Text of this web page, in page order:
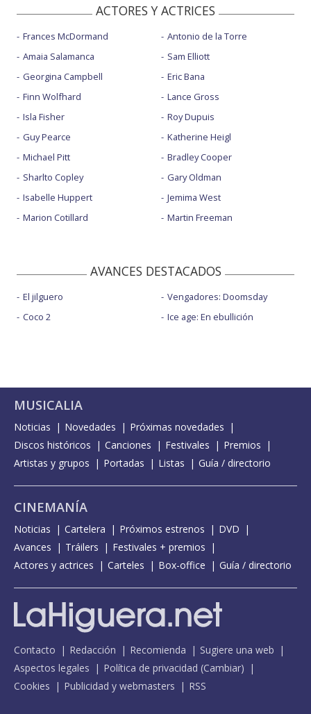
ACTORES Y ACTRICES
Frances McDormand
Amaia Salamanca
Georgina Campbell
Finn Wolfhard
Isla Fisher
Guy Pearce
Michael Pitt
Sharlto Copley
Isabelle Huppert
Marion Cotillard
Antonio de la Torre
Sam Elliott
Eric Bana
Lance Gross
Roy Dupuis
Katherine Heigl
Bradley Cooper
Gary Oldman
Jemima West
Martin Freeman
AVANCES DESTACADOS
El jilguero
Coco 2
Vengadores: Doomsday
Ice age: En ebullición
MUSICALIA
Noticias Novedades
Próximas novedades
Discos históricos
Canciones Festivales
Premios
Artistas y grupos
Portadas Listas Guía / directorio
CINEMANÍA
Noticias Cartelera Próximos estrenos
DVD
Avances
Tráilers
Festivales + premios
Actores y actrices
Carteles Box-office Guía / directorio
Contacto Redacción Recomienda
Sugiere una web
Aspectos legales
Política de privacidad (Cambiar)
Cookies
Publicidad y webmasters RSS